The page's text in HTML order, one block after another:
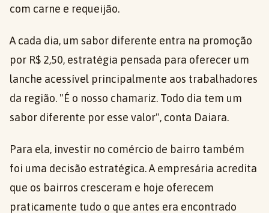
com carne e requeijão.
A cada dia, um sabor diferente entra na promoção
por R$ 2,50, estratégia pensada para oferecer um
lanche acessível principalmente aos trabalhadores
da região. "É o nosso chamariz. Todo dia tem um
sabor diferente por esse valor", conta Daiara.
Para ela, investir no comércio de bairro também
foi uma decisão estratégica. A empresária acredita
que os bairros cresceram e hoje oferecem
praticamente tudo o que antes era encontrado